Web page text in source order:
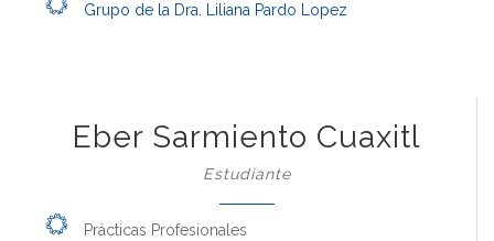
Grupo de la Dra. Liliana Pardo Lopez
Eber Sarmiento Cuaxitl
Estudiante
Prácticas Profesionales